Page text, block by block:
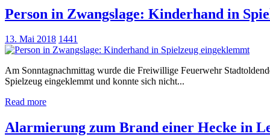
Person in Zwangslage: Kinderhand in
13. Mai 2018 1441
Am Sonntagnachmittag wurde die Freiwillige Feuerwehr
Spielzeug eingeklemmt und konnte sich nicht...
Read more
Alarmierung zum Brand einer Hecke in